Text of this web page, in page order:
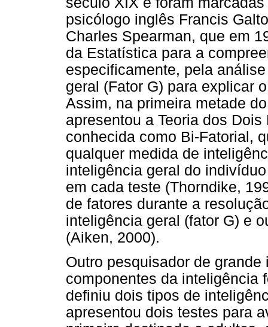
psicólogo inglês Francis
Charles Spearman, que em
da Estatística para a
especificamente, pela
geral (Fator G) para explicar
Assim, na primeira metade
apresentou a Teoria dos
conhecida como Bi-Fatorial,
qualquer medida de
inteligência geral do
em cada teste (Thorndike,
de fatores durante a
inteligência geral (fator G) e
(Aiken, 2000).
Outro pesquisador de
componentes da inteligência
definiu dois tipos de
apresentou dois testes para